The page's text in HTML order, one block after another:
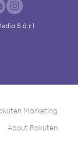
S.à r.l.
Marketing
About Rakuten